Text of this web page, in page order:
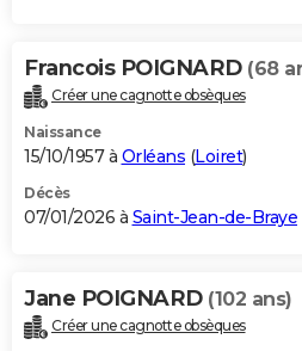
Bricolage
Lifestyle
Culture
Sport
Auto
Television
Voyage
Cinema
Francois POIGNARD (68
Créer une cagnotte obsèques
Naissance
15/10/1957 à Orléans (Loiret)
Décès
07/01/2026 à Saint-Jean-de-Braye
Jane POIGNARD (102 ans)
Créer une cagnotte obsèques